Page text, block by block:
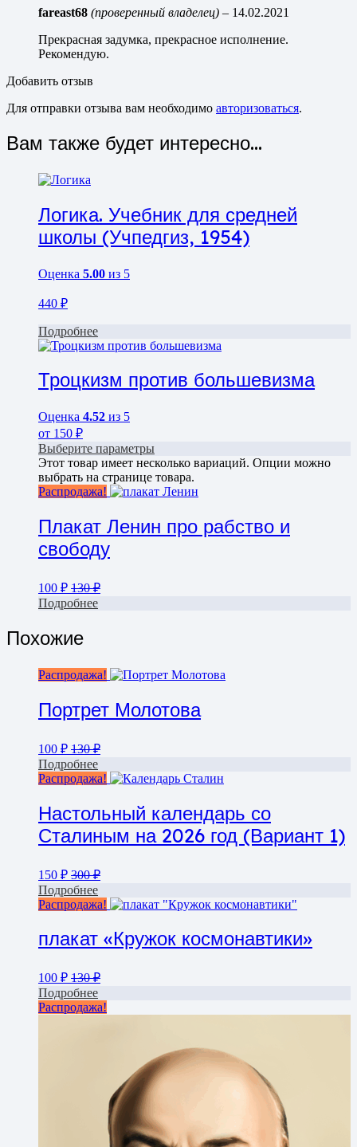
fareast68 (проверенный владелец) – 14.02.2021
Прекрасная задумка, прекрасное исполнение.
Рекомендую.
Добавить отзыв
Для отправки отзыва вам необходимо авторизоваться.
Вам также будет интересно…
Логика. Учебник для средней
школы (Учпедгиз, 1954)
Оценка 5.00 из 5
440 ₽
Подробнее
Троцкизм против большевизма
Оценка 4.52 из 5
от 150 ₽
Выберите параметры
Этот товар имеет несколько вариаций. Опции можно
выбрать на странице товара.
Распродажа!
Плакат Ленин про рабство и
свободу
100 ₽ 130₽
Подробнее
Похожие
Распродажа!
Портрет Молотова
100 ₽ 130₽
Подробнее
Распродажа!
Настольный календарь со
Сталиным на 2026 год (Вариант 1)
150 ₽ 300₽
Подробнее
Распродажа!
плакат «Кружок космонавтики»
100 ₽ 130₽
Подробнее
Распродажа!